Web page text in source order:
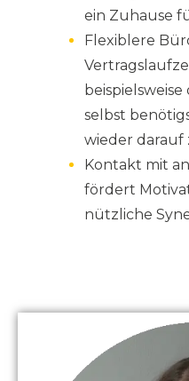
ein Zuhause
Flexiblere
selbst
wieder
Kontakt mit
fördert
nützliche